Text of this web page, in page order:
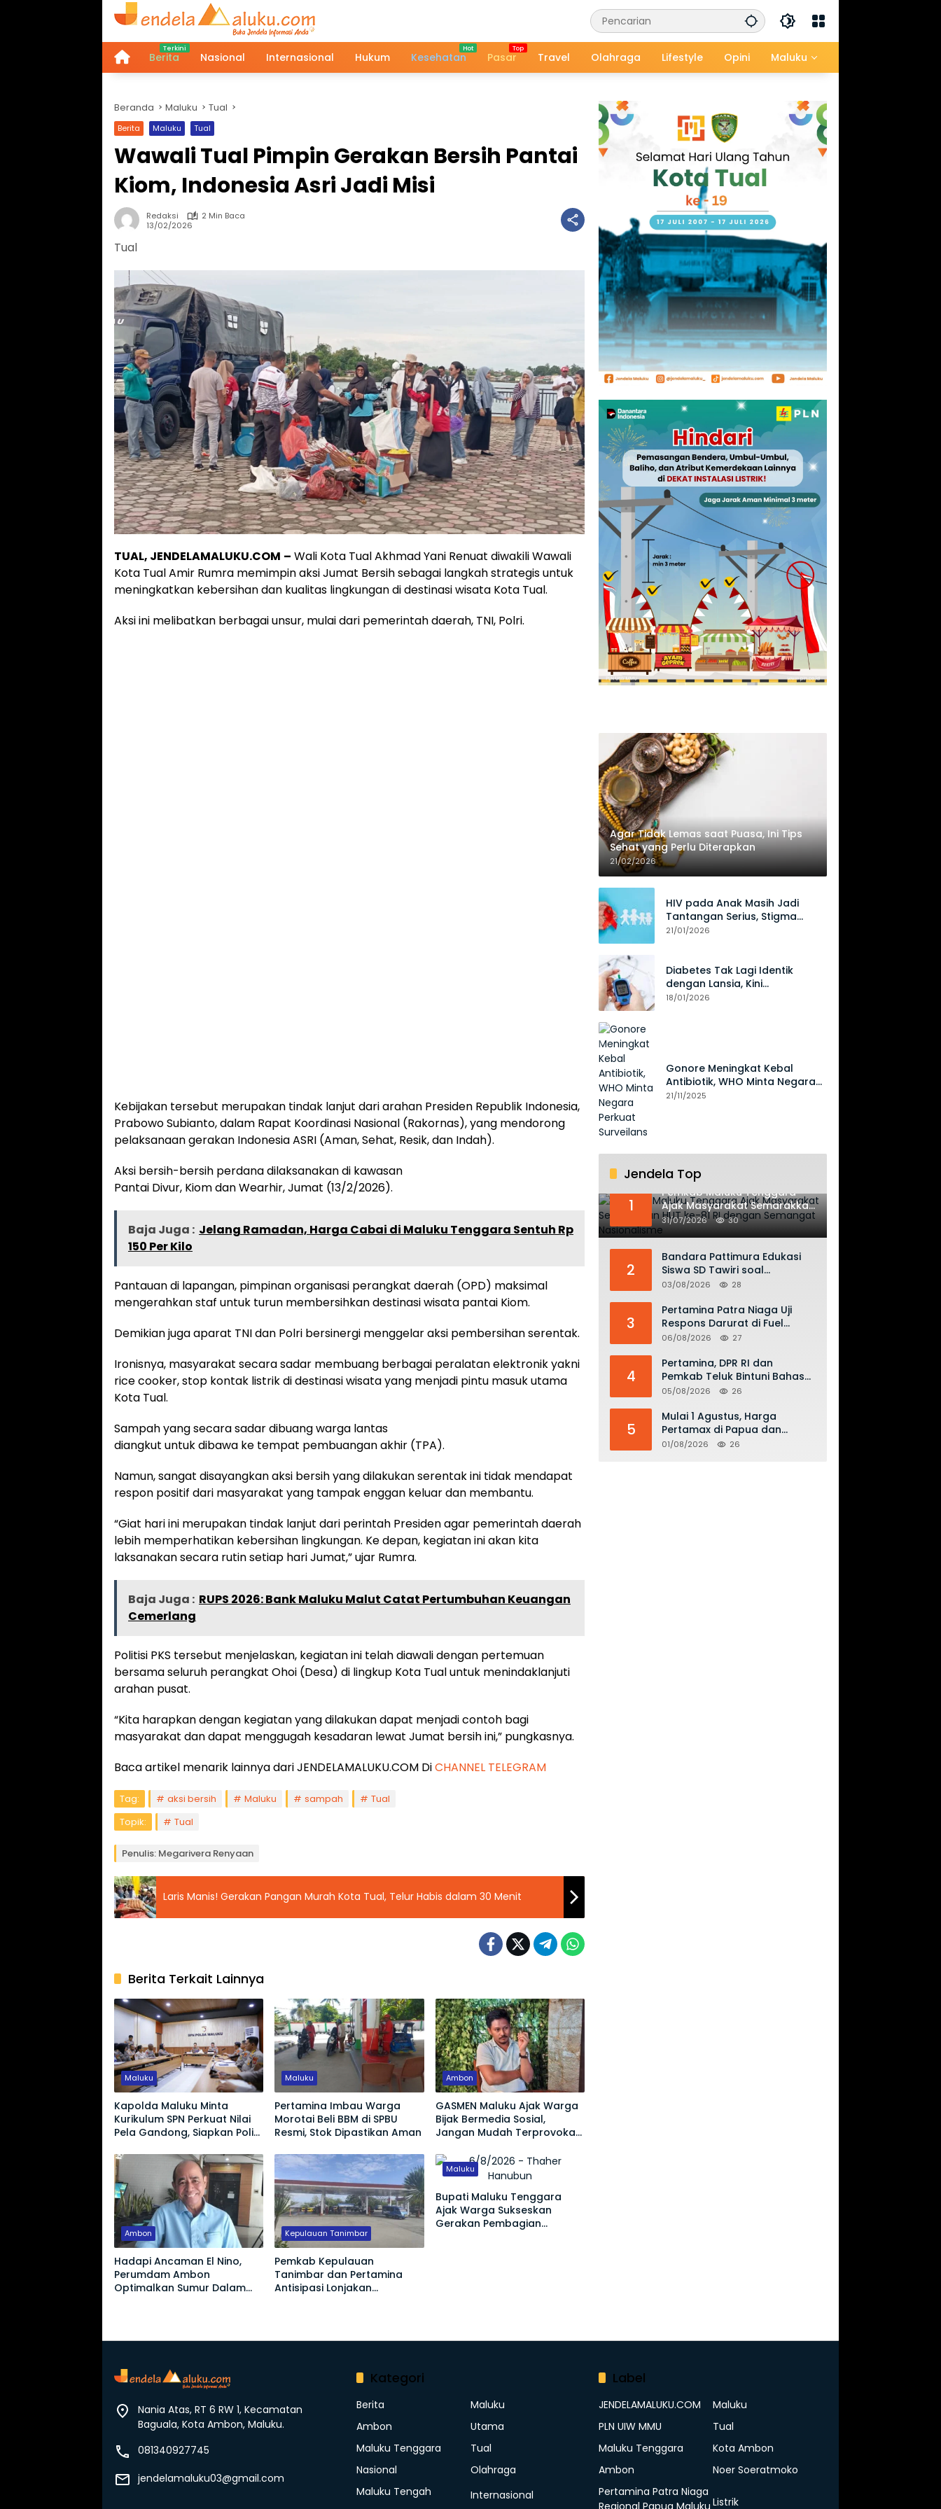
Home
Berita Nasional Internasional Hukum Kesehatan Pasar Travel Olahraga Lifestyle Opini Maluku
Beranda Maluku Tual
Berita Maluku Tual
Wawali Tual Pimpin Gerakan Bersih Pantai
Kiom, Indonesia Asri Jadi Misi
Redaksi
2 Min Baca
13/02/2026
Tual
TUAL, JENDELAMALUKU.COM – Wali Kota Tual Akhmad Yani Renuat diwakili Wawali
Kota Tual Amir Rumra memimpin aksi Jumat Bersih sebagai langkah strategis untuk
meningkatkan kebersihan dan kualitas lingkungan di destinasi wisata Kota Tual.
Aksi ini melibatkan berbagai unsur, mulai dari pemerintah daerah, TNI, Polri.
Kebijakan tersebut merupakan tindak lanjut dari arahan Presiden Republik Indonesia,
Prabowo Subianto, dalam Rapat Koordinasi Nasional (Rakornas), yang mendorong
pelaksanaan gerakan Indonesia ASRI (Aman, Sehat, Resik, dan Indah).
Aksi bersih-bersih perdana dilaksanakan di kawasan
Pantai Divur, Kiom dan Wearhir, Jumat (13/2/2026).
Baja Juga : Jelang Ramadan, Harga Cabai di Maluku Tenggara Sentuh Rp
150 Per Kilo
Pantauan di lapangan, pimpinan organisasi perangkat daerah (OPD) maksimal
mengerahkan staf untuk turun membersihkan destinasi wisata pantai Kiom.
Demikian juga aparat TNI dan Polri bersinergi menggelar aksi pembersihan serentak.
Ironisnya, masyarakat secara sadar membuang berbagai peralatan elektronik yakni
rice cooker, stop kontak listrik di destinasi wisata yang menjadi pintu masuk utama
Kota Tual.
Sampah yang secara sadar dibuang warga lantas
diangkut untuk dibawa ke tempat pembuangan akhir (TPA).
Namun, sangat disayangkan aksi bersih yang dilakukan serentak ini tidak mendapat
respon positif dari masyarakat yang tampak enggan keluar dan membantu.
“Giat hari ini merupakan tindak lanjut dari perintah Presiden agar pemerintah daerah
lebih memperhatikan kebersihan lingkungan. Ke depan, kegiatan ini akan kita
laksanakan secara rutin setiap hari Jumat,” ujar Rumra.
Baja Juga : RUPS 2026: Bank Maluku Malut Catat Pertumbuhan Keuangan
Cemerlang
Politisi PKS tersebut menjelaskan, kegiatan ini telah diawali dengan pertemuan
bersama seluruh perangkat Ohoi (Desa) di lingkup Kota Tual untuk menindaklanjuti
arahan pusat.
“Kita harapkan dengan kegiatan yang dilakukan dapat menjadi contoh bagi
masyarakat dan dapat menggugah kesadaran lewat Jumat bersih ini,” pungkasnya.
Baca artikel menarik lainnya dari JENDELAMALUKU.COM DiCHANNEL TELEGRAM
Tag: aksi bersih Maluku sampah
Tual
Topik:
Tual
Penulis: Megarivera Renyaan
Laris Manis! Gerakan Pangan Murah Kota Tual, Telur Habis dalam 30 Menit
Berita Terkait Lainnya
Maluku
Kapolda Maluku Minta
Kurikulum SPN Perkuat Nilai
Pela Gandong, Siapkan Polisi
Zaman
Maluku
Pertamina Imbau Warga
Morotai Beli BBM di SPBU
Resmi, Stok Dipastikan Aman
Ambon
GASMEN Maluku Ajak Warga
Bijak Bermedia Sosial,
Jangan Mudah Terprovokasi
Ambon
Hadapi Ancaman El Nino,
Perumdam Ambon
Optimalkan Sumur Dalam
Kepulauan Tanimbar
Pemkab Kepulauan
Tanimbar dan Pertamina
Antisipasi Lonjakan
Maluku
Bupati Maluku Tenggara
Ajak Warga Sukseskan
Gerakan Pembagian
Agar Tidak Lemas saat Puasa, Ini Tips
Sehat yang Perlu Diterapkan
21/02/2026
HIV pada Anak Masih Jadi
Tantangan Serius, Stigma
Hambat Akses Perawatan
21/01/2026
Diabetes Tak Lagi Identik
dengan Lansia, Kini
Mengancam Generasi Muda
18/01/2026
Gonore Meningkat Kebal
Antibiotik, WHO Minta Negara
Perkuat Surveilans
21/11/2025
Jendela Top
1
Pemkab Maluku Tenggara
Ajak Masyarakat Semarakkan
HUT ke-81 RI dengan
Semangat Nasionalisme
31/07/2026 30
2
Bandara Pattimura Edukasi
Siswa SD Tawiri soal
Keselamatan Penerbangan
layang di KKOP
03/08/2026 28
3
Pertamina Patra Niaga Uji
Respons Darurat di Fuel
Terminal Biak, Antisipasi Risiko
BBM
06/08/2026 27
4
Pertamina, DPR RI dan
Pemkab Teluk Bintuni Bahas
Penguatan Distribusi BBM dan
05/08/2026 26
5
Mulai 1 Agustus, Harga
Pertamax di Papua dan
Maluku Turun Jadi Rp16.300
01/08/2026 26
Nania Atas, RT 6 RW 1, Kecamatan
Baguala, Kota Ambon, Maluku.
081340927745
jendelamaluku03@gmail.com
Kategori
Berita
Maluku
Ambon
Utama
Maluku Tenggara
Tual
Nasional
Olahraga
Maluku Tengah
Internasional
Label
JENDELAMALUKU.COM
Maluku
PLN UIW MMU
Tual
Maluku Tenggara
Kota Ambon
Ambon
Noer Soeratmoko
Pertamina Patra Niaga
Regional Papua Maluku Listrik